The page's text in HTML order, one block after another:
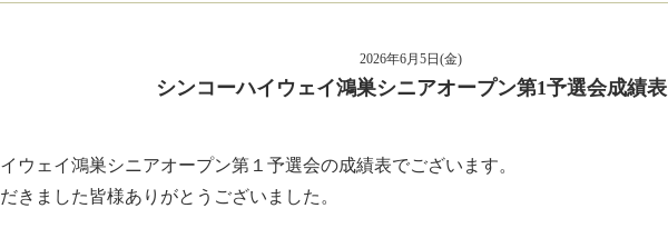
2026年6月5日(金)
シンコーハイウェイ鴻巣シニアオープン第1予選会成績表
ウェイ鴻巣シニアオープン第１予選会の成績表でございます。
きました皆様ありがとうございました。